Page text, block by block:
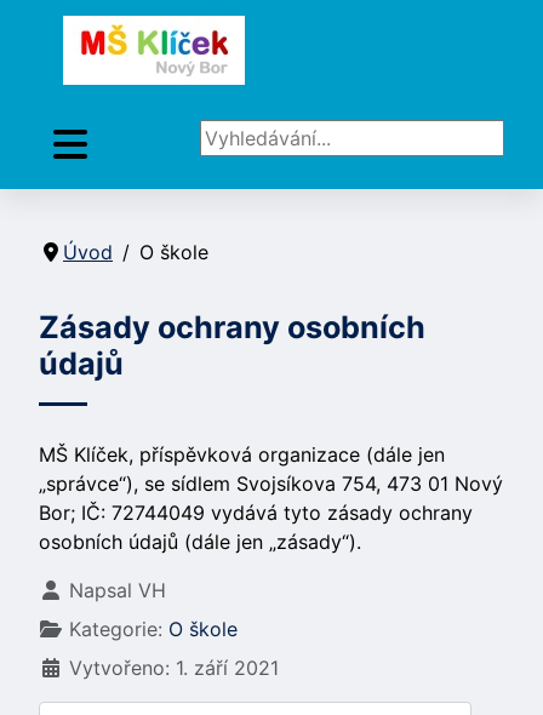
Vyhledávání...
Úvod O škole
Zásady ochrany osobních
údajů
MŠ Klíček, příspěvková organizace (dále jen
„správce“), se sídlem Svojsíkova 754, 473 01 Nový
Bor; IČ: 72744049 vydává tyto zásady ochrany
osobních údajů (dále jen „zásady“).
Základní údaje
Napsal VH
Kategorie: O škole
Vytvořeno: 1. září 2021